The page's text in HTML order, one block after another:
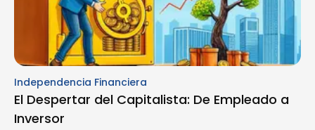
Independencia Financiera
El Despertar del Capitalista: De Empleado a
Inversor